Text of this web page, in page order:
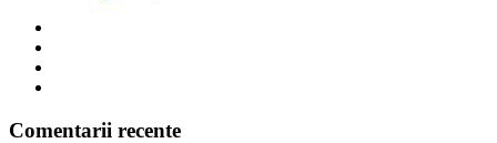
Comentarii recente